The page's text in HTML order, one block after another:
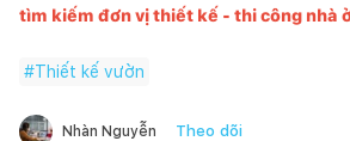
tìm kiếm đơn vị thiết kế - thi công nhà
#Thiết kế vườn
Nhàn Nguyễn Theo dõi